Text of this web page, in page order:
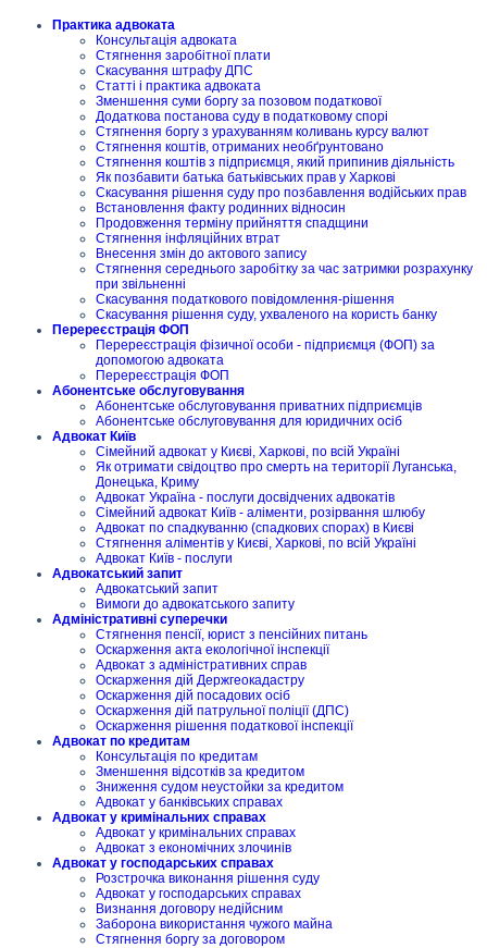
Практика адвоката
Консультація адвоката
Стягнення заробітної плати
Скасування штрафу ДПС
Статті і практика адвоката
Зменшення суми боргу за позовом податкової
Додаткова постанова суду в податковому спорі
Стягнення боргу з урахуванням коливань курсу валют
Стягнення коштів, отриманих необґрунтовано
Стягнення коштів з підприємця, який припинив діяльність
Як позбавити батька батьківських прав у Харкові
Скасування рішення суду про позбавлення водійських прав
Встановлення факту родинних відносин
Продовження терміну прийняття спадщини
Стягнення інфляційних втрат
Внесення змін до актового запису
Стягнення середнього заробітку за час затримки розрахунку
при звільненні
Скасування податкового повідомлення-рішення
Скасування рішення суду, ухваленого на користь банку
Перереєстрація ФОП
Перереєстрація фізичної особи - підприємця (ФОП) за
допомогою адвоката
Перереєстрація ФОП
Абонентське обслуговування
Абонентське обслуговування приватних підприємців
Абонентське обслуговування для юридичних осіб
Адвокат Київ
Сімейний адвокат у Києві, Харкові, по всій Україні
Як отримати свідоцтво про смерть на території Луганська,
Донецька, Криму
Адвокат Україна - послуги досвідчених адвокатів
Сімейний адвокат Київ - аліменти, розірвання шлюбу
Адвокат по спадкуванню (спадкових спорах) в Києві
Стягнення аліментів у Києві, Харкові, по всій Україні
Адвокат Київ - послуги
Адвокатський запит
Адвокатський запит
Вимоги до адвокатського запиту
Адміністративні суперечки
Стягнення пенсії, юрист з пенсійних питань
Оскарження акта екологічної інспекції
Адвокат з адміністративних справ
Оскарження дій Держгеокадастру
Оскарження дій посадових осіб
Оскарження дій патрульної поліції (ДПС)
Оскарження рішення податкової інспекції
Адвокат по кредитам
Консультація по кредитам
Зменшення відсотків за кредитом
Зниження судом неустойки за кредитом
Адвокат у банківських справах
Адвокат у кримінальних справах
Адвокат у кримінальних справах
Адвокат з економічних злочинів
Адвокат у господарських справах
Розстрочка виконання рішення суду
Адвокат у господарських справах
Визнання договору недійсним
Заборона використання чужого майна
Стягнення боргу за договором